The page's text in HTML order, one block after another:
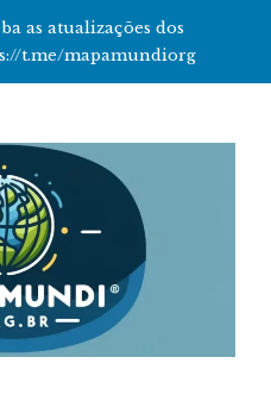
as atualizações dos
t.me/mapamundiorg